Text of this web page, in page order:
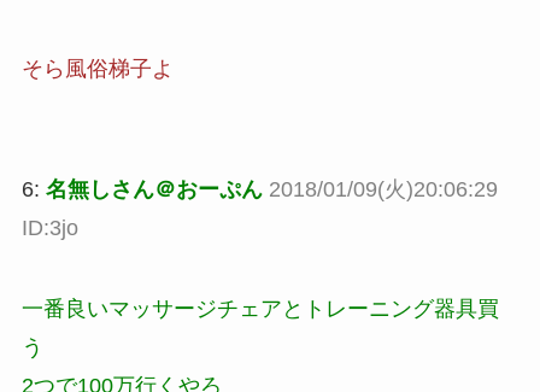
そら風俗梯子よ
6: 名無しさん＠おーぷん 2018/01/09(火)20:06:29
ID:3jo
一番良いマッサージチェアとトレーニング器具買
う
2つで100万行くやろ